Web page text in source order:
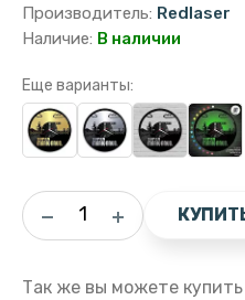
Производитель: Redlaser
Наличие: В наличии
Еще варианты:
Так же вы можете